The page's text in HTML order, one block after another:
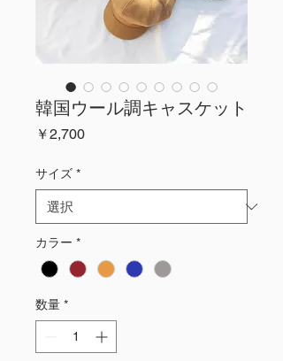
韓国ウール調キャスケット
￥2,700価
サイズ *
カラー *
数量 *